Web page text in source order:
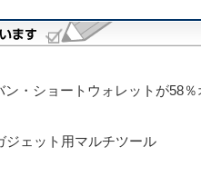
・ショートウォレットが58％
ジェット用マルチツール